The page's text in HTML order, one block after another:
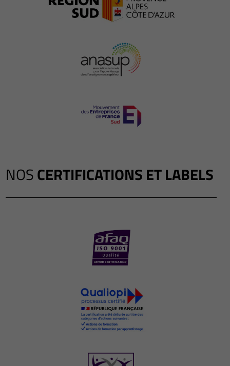
NOSCERTIFICATIONS ET LABELS